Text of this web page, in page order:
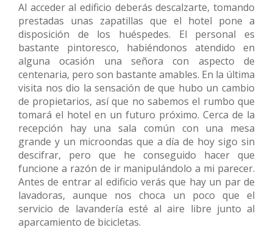
Al acceder al edificio deberás descalzarte, tomando
prestadas unas zapatillas que el hotel pone a
disposición de los huéspedes. El personal es
bastante pintoresco, habiéndonos atendido en
alguna ocasión una señora con aspecto de
centenaria, pero son bastante amables. En la última
visita nos dio la sensación de que hubo un cambio
de propietarios, así que no sabemos el rumbo que
tomará el hotel en un futuro próximo. Cerca de la
recepción hay una sala común con una mesa
grande y un microondas que a día de hoy sigo sin
descifrar, pero que he conseguido hacer que
funcione a razón de ir manipulándolo a mi parecer.
Antes de entrar al edificio verás que hay un par de
lavadoras, aunque nos choca un poco que el
servicio de lavandería esté al aire libre junto al
aparcamiento de bicicletas.